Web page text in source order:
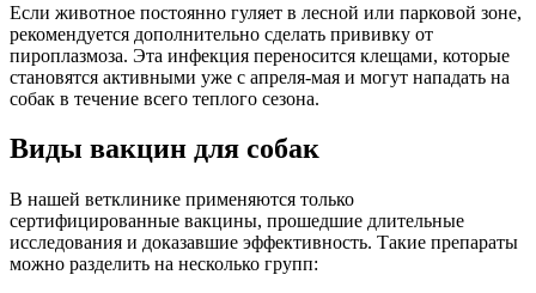
Если животное постоянно гуляет в лесной или парковой зоне,
рекомендуется дополнительно сделать прививку от
пироплазмоза. Эта инфекция переносится клещами, которые
становятся активными уже с апреля-мая и могут нападать на
собак в течение всего теплого сезона.
Виды вакцин для собак
В нашей ветклинике применяются только
сертифицированные вакцины, прошедшие длительные
исследования и доказавшие эффективность. Такие препараты
можно разделить на несколько групп: